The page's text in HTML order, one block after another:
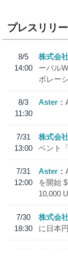
プレスリリ
8/5
14:00
株式会
ーバル
ボレー
8/3
11:30
Aster
7/31
13:00
株式会
ベント
7/31
12:00
Aster
を開始
10,000
7/30
18:30
株式会
に日本
7/29
SBI